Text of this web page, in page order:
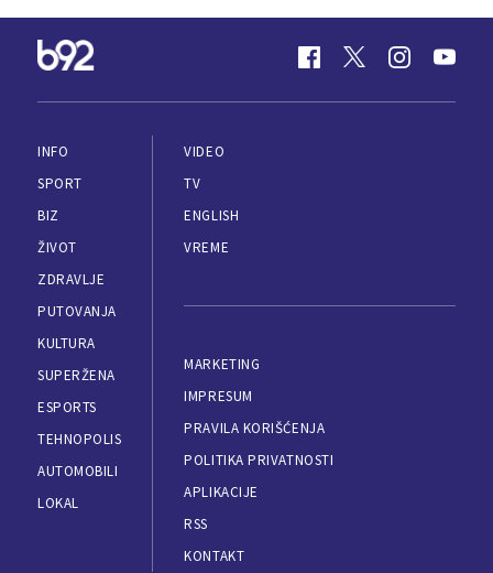
INFO
SPORT
BIZ
ŽIVOT
ZDRAVLJE
PUTOVANJA
KULTURA
SUPERŽENA
ESPORTS
TEHNOPOLIS
AUTOMOBILI
LOKAL
VIDEO
TV
ENGLISH
VREME
MARKETING
IMPRESUM
PRAVILA KORIŠĆENJA
POLITIKA PRIVATNOSTI
APLIKACIJE
RSS
KONTAKT